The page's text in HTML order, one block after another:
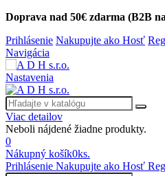
Doprava nad 50€ zdarma (B2B
Prihlásenie Nakupujte ako Hosť
Navigácia
Nastavenia
Viac detailov
Neboli nájdené žiadne produkty.
0
Nákupný košík0ks.
Prihlásenie Nakupujte ako Hosť